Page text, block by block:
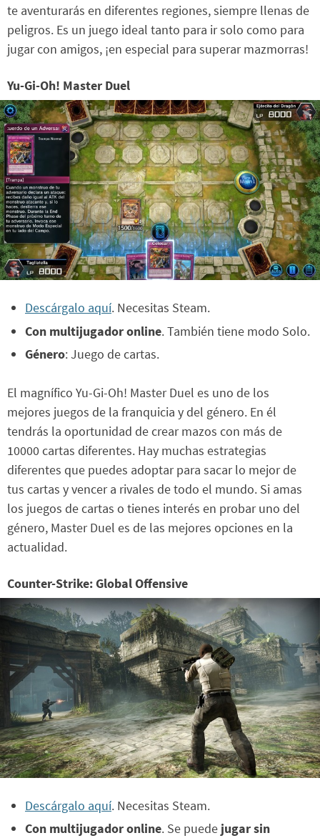
te aventurarás en diferentes regiones, siempre llenas de
peligros. Es un juego ideal tanto para ir solo como para
jugar con amigos, ¡en especial para superar mazmorras!
Yu-Gi-Oh! Master Duel
Descárgalo aquí. Necesitas Steam.
Con multijugador online. También tiene modo Solo.
Género: Juego de cartas.
El magnífico Yu-Gi-Oh! Master Duel es uno de los
mejores juegos de la franquicia y del género. En él
tendrás la oportunidad de crear mazos con más de
10000 cartas diferentes. Hay muchas estrategias
diferentes que puedes adoptar para sacar lo mejor de
tus cartas y vencer a rivales de todo el mundo. Si amas
los juegos de cartas o tienes interés en probar uno del
género, Master Duel es de las mejores opciones en la
actualidad.
Counter-Strike: Global Offensive
Descárgalo aquí. Necesitas Steam.
Con multijugador online. Se puede jugar sin